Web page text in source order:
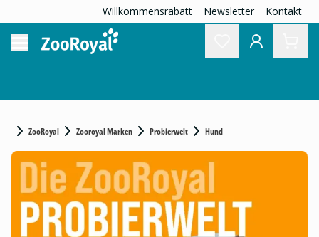
Willkommensrabatt Newsletter Kontakt
ZooRoyal Zooroyal Marken Probierwelt Hund